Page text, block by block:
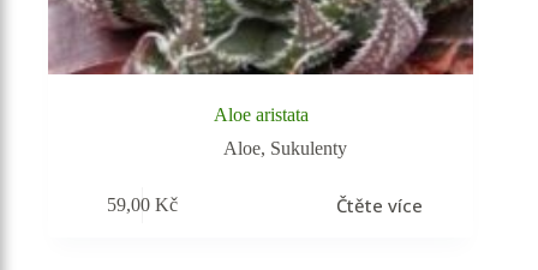
Aloe aristata
Aloe, Sukulenty
59,00Kč Čtěte více